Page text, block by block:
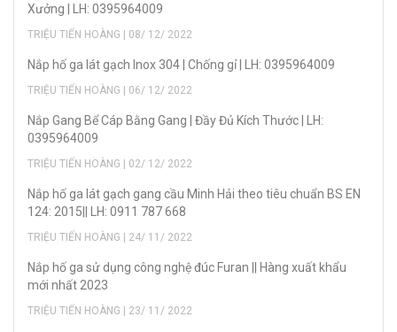
Xưởng | LH: 0395964009
TRIỆU TIẾN HOÀNG | 08/ 12/ 2022
Nắp hố ga lát gạch Inox 304 | Chống gỉ | LH: 0395964009
TRIỆU TIẾN HOÀNG | 06/ 12/ 2022
Nắp Gang Bể Cáp Bằng Gang | Đầy Đủ Kích Thước | LH:
0395964009
TRIỆU TIẾN HOÀNG | 02/ 12/ 2022
Nắp hố ga lát gạch gang cầu Minh Hải theo tiêu chuẩn BS EN
124: 2015|| LH: 0911 787 668
TRIỆU TIẾN HOÀNG | 24/ 11/ 2022
Nắp hố ga sử dụng công nghệ đúc Furan || Hàng xuất khẩu
mới nhất 2023
TRIỆU TIẾN HOÀNG | 23/ 11/ 2022